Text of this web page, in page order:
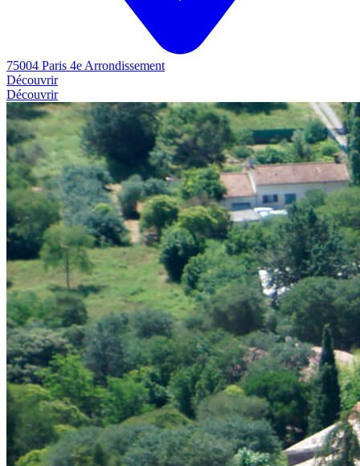
75004 Paris 4e Arrondissement
Découvrir
Découvrir